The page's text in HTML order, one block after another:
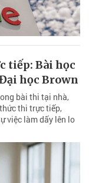
tiếp: Bài học
học Brown
bài thi tại nhà,
thi trực tiếp,
việc làm dấy lên lo